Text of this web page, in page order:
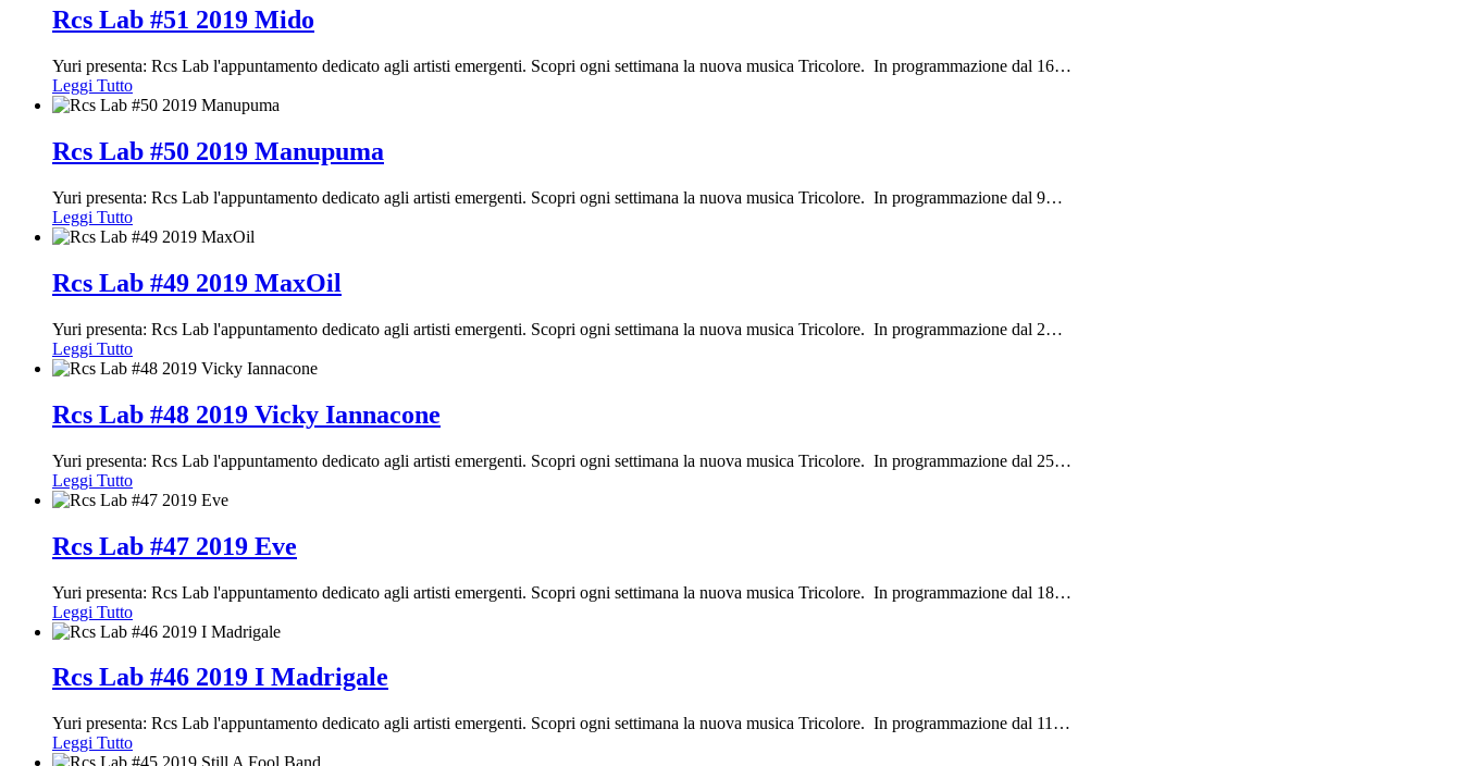
Rcs Lab #51 2019 Mido
Yuri presenta: Rcs Lab l'appuntamento dedicato agli artisti emergenti. Scopri ogni settimana la nuova musica Tricolore. In programmazione dal 16…
Leggi Tutto
Rcs Lab #50 2019 Manupuma
Yuri presenta: Rcs Lab l'appuntamento dedicato agli artisti emergenti. Scopri ogni settimana la nuova musica Tricolore. In programmazione dal 9…
Leggi Tutto
Rcs Lab #49 2019 MaxOil
Yuri presenta: Rcs Lab l'appuntamento dedicato agli artisti emergenti. Scopri ogni settimana la nuova musica Tricolore. In programmazione dal 2…
Leggi Tutto
Rcs Lab #48 2019 Vicky Iannacone
Yuri presenta: Rcs Lab l'appuntamento dedicato agli artisti emergenti. Scopri ogni settimana la nuova musica Tricolore. In programmazione dal 25…
Leggi Tutto
Rcs Lab #47 2019 Eve
Yuri presenta: Rcs Lab l'appuntamento dedicato agli artisti emergenti. Scopri ogni settimana la nuova musica Tricolore. In programmazione dal 18…
Leggi Tutto
Rcs Lab #46 2019 I Madrigale
Yuri presenta: Rcs Lab l'appuntamento dedicato agli artisti emergenti. Scopri ogni settimana la nuova musica Tricolore. In programmazione dal 11 …
Leggi Tutto